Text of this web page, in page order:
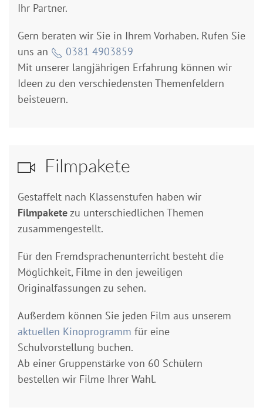
Ihr Partner.
Gern beraten wir Sie in Ihrem Vorhaben. Rufen Sie
uns an
0381 4903859
Mit unserer langjährigen Erfahrung können wir
Ideen zu den verschiedensten Themenfeldern
beisteuern.
Filmpakete
Gestaffelt nach Klassenstufen haben wir
Filmpaketezu unterschiedlichen Themen
zusammengestellt.
Für den Fremdsprachenunterricht besteht die
Möglichkeit, Filme in den jeweiligen
Originalfassungen zu sehen.
Außerdem können Sie jeden Film aus unserem
aktuellen Kinoprogramm für eine
Schulvorstellung buchen.
Ab einer Gruppenstärke von 60 Schülern
bestellen wir Filme Ihrer Wahl.